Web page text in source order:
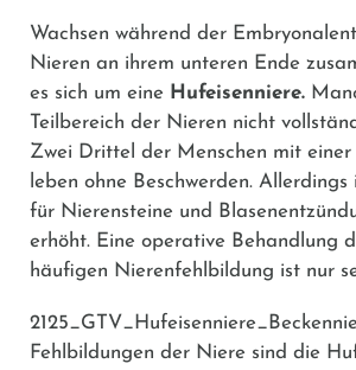
Wachsen während der
Nieren an ihrem unteren Ende
es sich um eine Hufeisenniere.
Teilbereich der Nieren nicht
Zwei Drittel der Menschen mit einer
leben ohne Beschwerden.
für Nierensteine und
erhöht. Eine operative Behandlung
häufigen Nierenfehlbildung ist nur
Fehlbildungen der Niere sind die